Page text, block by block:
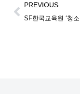
PREVIOUS